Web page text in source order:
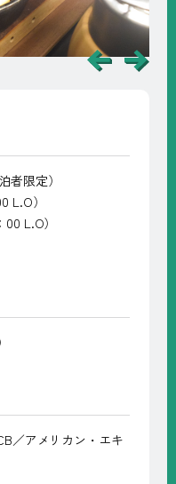
者限定）
L.O）
L.O）
／アメリカン・エキ